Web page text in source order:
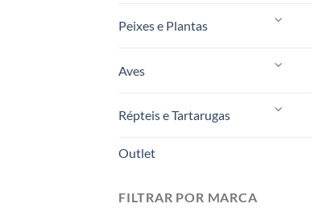
Peixes e Plantas
Aves
Répteis e Tartarugas
Outlet
FILTRAR POR MARCA